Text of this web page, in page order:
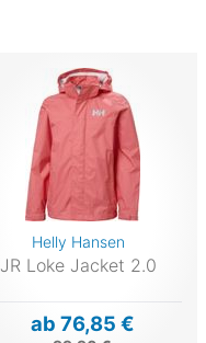
Helly Hansen
JR Loke Jacket 2.0
ab 76,85 €